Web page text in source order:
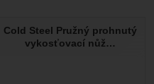
Cold Steel Pružný prohnutý
vykosťovací nůž…